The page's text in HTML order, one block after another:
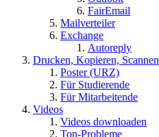
FairEmail
Mailverteiler
Exchange
Autoreply
Drucken, Kopieren, Scannen
Poster (URZ)
Für Studierende
Für Mitarbeitende
Videos
Videos downloaden
Ton-Probleme